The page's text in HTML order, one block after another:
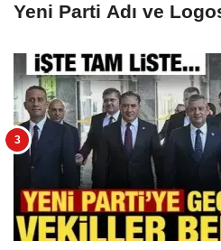
Yeni Parti Adı ve